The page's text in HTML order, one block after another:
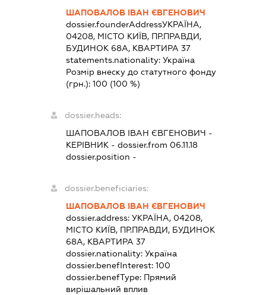
ШАПОВАЛОВ ІВАН ЄВГЕНОВИЧ
dossier.founderAddressУКРАЇНА,
04208, МІСТО КИЇВ, ПР.ПРАВДИ,
БУДИНОК 68А, КВАРТИРА 37
statements.nationality: Україна
Розмір внеску до статутного фонду
(грн.): 100 (100 %)
dossier.heads:
ШАПОВАЛОВ ІВАН ЄВГЕНОВИЧ -
КЕРІВНИК - dossier.from 06.11.18
dossier.position -
dossier.beneficiaries:
ШАПОВАЛОВ ІВАН ЄВГЕНОВИЧ
dossier.address: УКРАЇНА, 04208,
МІСТО КИЇВ, ПР.ПРАВДИ, БУДИНОК
68А, КВАРТИРА 37
dossier.nationality: Україна
dossier.benefInterest: 100
dossier.benefType: Прямий
вирішальний вплив